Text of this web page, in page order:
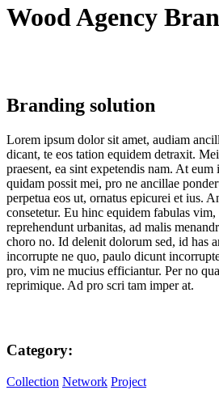
Wood Agency
Branding solution
Lorem ipsum dolor sit amet, audiam
dicant, te eos tation equidem detraxit.
praesent, ea sint expetendis nam. At
quidam possit mei, pro ne ancillae
perpetua eos ut, ornatus epicurei et ius.
consetetur. Eu hinc equidem fabulas
reprehendunt urbanitas, ad malis
choro no. Id delenit dolorum sed, id has
incorrupte ne quo, paulo dicunt
pro, vim ne mucius efficiantur. Per no
reprimique. Ad pro scri tam imper at.
Category:
Collection Network Project